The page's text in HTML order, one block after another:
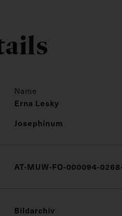
Name
Erna Lesky
Josephinum
AT-MUW-FO-000094-
Bildarchiv